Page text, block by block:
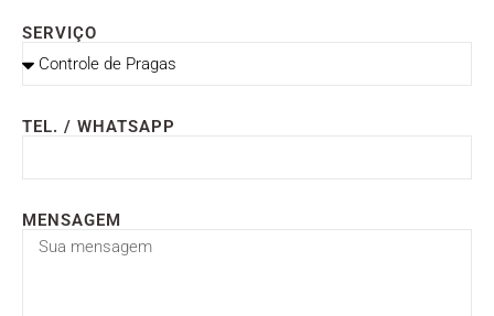
SERVIÇO
TEL. / WHATSAPP
MENSAGEM